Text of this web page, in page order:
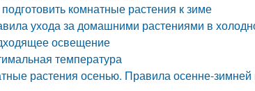
подготовить комнатные растения к зиме
ухода за домашними растениями в
освещение
температура
растения осенью. Правила осенне-зимней